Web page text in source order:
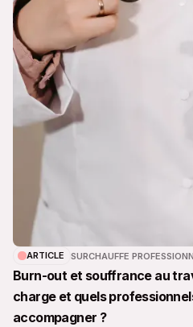
ARTICLE SURCHAUFFE
Burn-out et souffrance au
charge et quels
accompagner ?